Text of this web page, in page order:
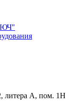
литера А, пом. 1Н